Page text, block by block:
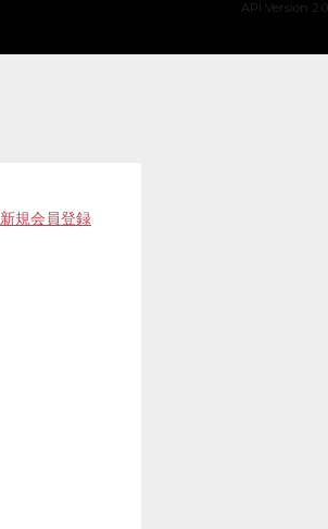
API Version 2.0
新規会員登録